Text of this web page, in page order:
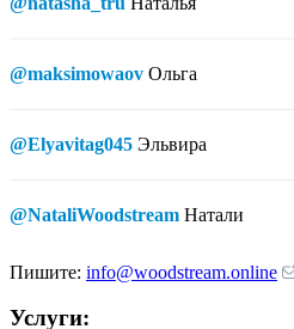
@maksimowaov Ольга
@Elyavitag045 Эльвира
@NataliWoodstream Натали
Пишите: info@woodstream.online
Услуги: